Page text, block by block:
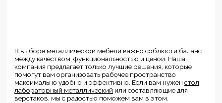
В выборе металлической мебели важно соблюсти баланс
между качеством, функциональностью и ценой. Наша
компания предлагает только лучшие решения, которые
помогут вам организовать рабочее пространство
максимально удобно и эффективно. Если вам нуженстол
лабораторный металлический или составляющие для
верстаков, мы с радостью поможем вам в этом.